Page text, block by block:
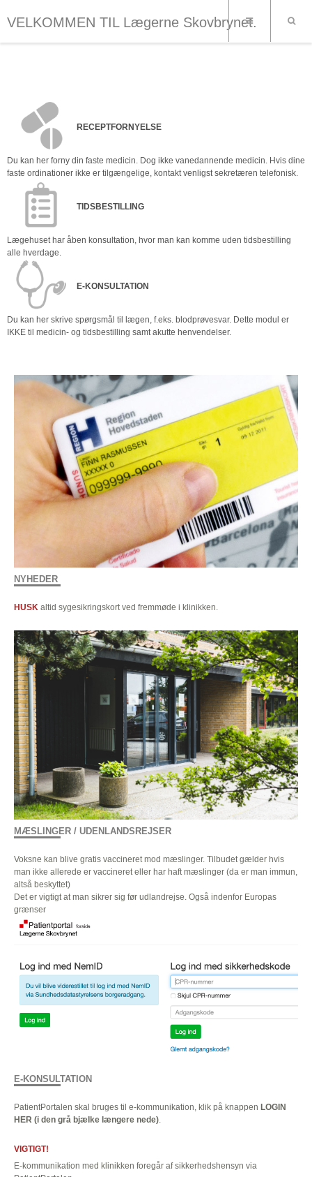
VELKOMMEN TIL Lægerne Skovbrynet.
RECEPTFORNYELSE
Du kan her forny din faste medicin. Dog ikke vanedannende medicin. Hvis dine
faste ordinationer ikke er tilgængelige, kontakt venligst sekretæren telefonisk.
TIDSBESTILLING
Lægehuset har åben konsultation, hvor man kan komme uden tidsbestilling
alle hverdage.
E-KONSULTATION
Du kan her skrive spørgsmål til lægen, f.eks. blodprøvesvar. Dette modul er
IKKE til medicin- og tidsbestilling samt akutte henvendelser.
NYHEDER
HUSK altid sygesikringskort ved fremmøde i klinikken.
MÆSLINGER / UDENLANDSREJSER
Voksne kan blive gratis vaccineret mod mæslinger. Tilbudet gælder hvis
man ikke allerede er vaccineret eller har haft mæslinger (da er man immun,
altså beskyttet)
Det er vigtigt at man sikrer sig før udlandrejse. Også indenfor Europas
grænser
E-KONSULTATION
PatientPortalen skal bruges til e-kommunikation, klik på knappen LOGIN
HER (i den grå bjælke længere nede)
VIGTIGT!
E-kommunikation med klinikken foregår af sikkerhedshensyn via